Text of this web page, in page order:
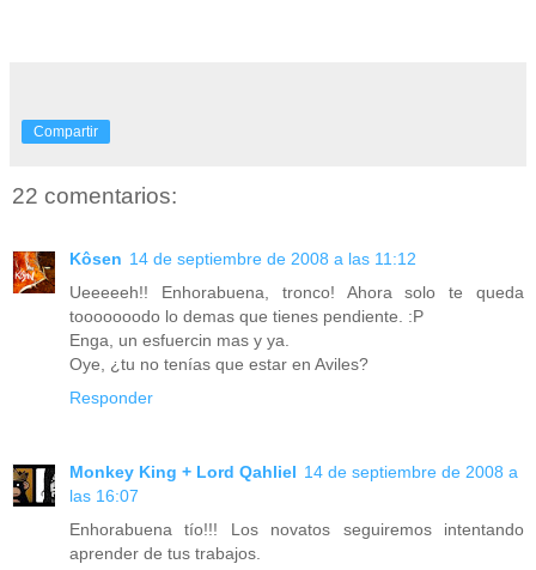
Compartir
22 comentarios:
Kôsen 14 de septiembre de 2008 a las 11:12
Ueeeeeh!! Enhorabuena, tronco! Ahora solo te queda
tooooooodo lo demas que tienes pendiente. :P
Enga, un esfuercin mas y ya.
Oye, ¿tu no tenías que estar en Aviles?
Responder
Monkey King + Lord Qahliel 14 de septiembre de 2008 a
las 16:07
Enhorabuena tío!!! Los novatos seguiremos intentando
aprender de tus trabajos.